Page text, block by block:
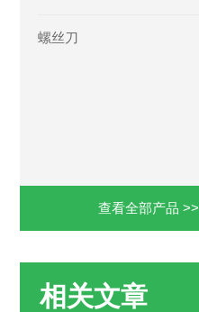
螺丝刀
查看全部产品 >>
相关文章